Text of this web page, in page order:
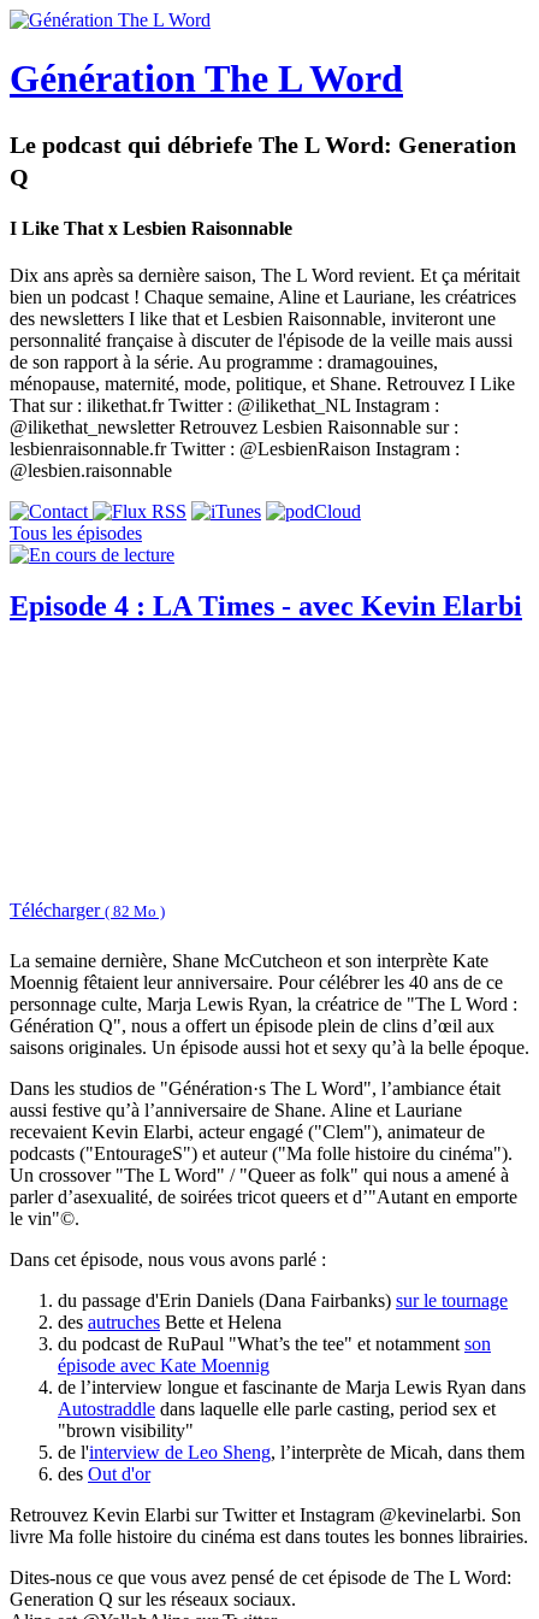
Génération The L Word
Le podcast qui débriefe The L Word: Generation
Q
I Like That x Lesbien Raisonnable
Dix ans après sa dernière saison, The L Word revient. Et ça méritait
bien un podcast ! Chaque semaine, Aline et Lauriane, les créatrices
des newsletters I like that et Lesbien Raisonnable, inviteront une
personnalité française à discuter de l'épisode de la veille mais aussi
de son rapport à la série. Au programme : dramagouines,
ménopause, maternité, mode, politique, et Shane. Retrouvez I Like
That sur : ilikethat.fr Twitter : @ilikethat_NL Instagram :
@ilikethat_newsletter Retrouvez Lesbien Raisonnable sur :
lesbienraisonnable.fr Twitter : @LesbienRaison Instagram :
@lesbien.raisonnable
Tous les épisodes
Episode 4 : LA Times - avec Kevin Elarbi
Télécharger ( 82 Mo )
La semaine dernière, Shane McCutcheon et son interprète Kate
Moennig fêtaient leur anniversaire. Pour célébrer les 40 ans de ce
personnage culte, Marja Lewis Ryan, la créatrice de "The L Word :
Génération Q", nous a offert un épisode plein de clins d’œil aux
saisons originales. Un épisode aussi hot et sexy qu’à la belle époque.
Dans les studios de "Génération·s The L Word", l’ambiance était
aussi festive qu’à l’anniversaire de Shane. Aline et Lauriane
recevaient Kevin Elarbi, acteur engagé ("Clem"), animateur de
podcasts ("EntourageS") et auteur ("Ma folle histoire du cinéma").
Un crossover "The L Word" / "Queer as folk" qui nous a amené à
parler d’asexualité, de soirées tricot queers et d’"Autant en emporte
le vin"©.
Dans cet épisode, nous vous avons parlé :
du passage d'Erin Daniels (Dana Fairbanks) sur le tournage
des autruches Bette et Helena
du podcast de RuPaul "What’s the tee" et notamment son
épisode avec Kate Moennig
de l’interview longue et fascinante de Marja Lewis Ryan dans
Autostraddle dans laquelle elle parle casting, period sex et
"brown visibility"
de l'interview de Leo Sheng, l’interprète de Micah, dans them
des Out d'or
Retrouvez Kevin Elarbi sur Twitter et Instagram @kevinelarbi. Son
livre Ma folle histoire du cinéma est dans toutes les bonnes librairies.
Dites-nous ce que vous avez pensé de cet épisode de The L Word:
Generation Q sur les réseaux sociaux.